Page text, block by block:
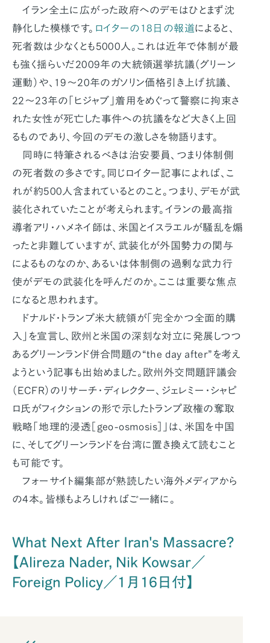
イラン全土に広がった政府へのデモはひとまず沈
静化した模様です。 ロイターの18日の報道によると、
死者数は少なくとも5000人。これは近年で体制が最
も強く揺らいだ2009年の大統領選挙抗議（グリーン
運動）や、19～20年のガソリン価格引き上げ抗議、
22～23年の「ヒジャブ」着用をめぐって警察に拘束さ
れた女性が死亡した事件への抗議をなど大きく上回
るものであり、今回のデモの激しさを物語ります。
同時に特筆されるべきは治安要員、つまり体制側
の死者数の多さです。同じロイター記事によれば、こ
れが約500人含まれているとのこと。つまり、デモが武
装化されていたことが考えられます。イランの最高指
導者アリ・ハメネイ師は、米国とイスラエルが騒乱を煽
ったと非難していますが、武装化が外国勢力の関与
によるものなのか、あるいは体制側の過剰な武力行
使がデモの武装化を呼んだのか。ここは重要な焦点
になると思われます。
ドナルド・トランプ米大統領が「完全かつ全面的購
入」を宣言し、欧州と米国の深刻な対立に発展しつつ
あるグリーンランド併合問題の“the day after”を考え
ようという記事も出始めました。欧州外交問題評議会
（ECFR）のリサーチ・ディレクター、ジェレミー・シャピ
ロ氏がフィクションの形で示したトランプ政権の奪取
戦略「地理的浸透［geo-osmosis］」は、米国を中国
に、そしてグリーンランドを台湾に置き換えて読むこと
も可能です。
フォーサイト編集部が熟読したい海外メディアから
の4本。皆様もよろしければご一緒に。
What Next After Iran's Massacre?
【Alireza Nader, Nik Kowsar／
Foreign Policy／1月16日付】